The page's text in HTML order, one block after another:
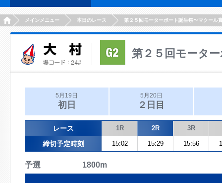
HOMEメインメニュー 本日のレース 第２５回モーターボート誕生祭〜マクール
第２５回モータ
5月19日
初日
5月20日
２日目
レース 1R 2R 3R
締切予定時刻 15:02 15:29 15:56
予選 1800m